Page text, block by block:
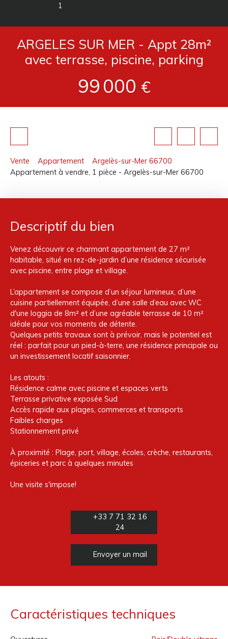
1
ARGELES SUR MER - Appt 28m²
avec terrasse, piscine, parking
99 000 €
Vente Appartement
Argelès-sur-Mer 66700
Appartement à vendre, 1 pièce - Argelès-sur-Mer 66700
Descriptif du bien
Venez découvrir ce charmant appartement de 27 m²
habitable, situé en rez-de-jardin d’une résidence sécurisée
avec piscine, entre plage et village.
L’appartement se compose d’un séjour lumineux, d’une
cuisine partiellement équipée, d’une salle d’eau avec WC
d'une loggia de 8m² et d’une agréable terrasse de 10 m²
idéale pour vos moments de détente.
Quelques petits travaux sont à prévoir, mais le potentiel est
réel : parfait pour un pied-à-terre, une résidence principale ou
un investissement locatif saisonnier.
Les atouts :
Résidence calme avec piscine et espaces verts
Terrasse privative exposée Sud
Accès rapide aux plages, commerces et transports
Faibles charges
Stationnement privé
À proximité : Plage, port, village, écoles, crèche, restaurants,
épiceries et parc à quelques minutes
Une visite s'impose!
+33 7 71 32 16
24
Envoyer un mail
Caractéristiques techniques